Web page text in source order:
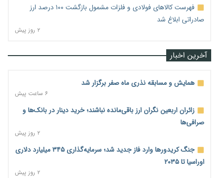
فهرست کالاهای فولادی و فلزات مشمول بازگشت ۱۰۰ درصد ارز
صادراتی ابلاغ شد
۲ روز پیش
آخرین اخبار
همایش و مسابقه نذری ماه صفر برگزار شد
۶ ساعت پیش
زائران اربعین نگران ارز باقی‌مانده نباشند؛ خرید دینار در بانک‌ها و
صرافی‌ها
۲ روز پیش
جنگ کریدورها وارد فاز جدید شد؛ سرمایه‌گذاری ۳۴۵ میلیارد دلاری
اوراسیا تا ۲۰۳۵
۲ روز پیش